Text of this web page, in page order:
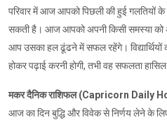
परिवार में आज आपको पिछली की हुई गलतियों के
सकती है। आज आपको अपनी किसी समस्या को
आप उसका हल ढूंढने में सफल रहेंगे।
होकर पढ़ाई करनी होगी, तभी वह सफलता
मकर दैनिक राशिफल (Capricorn Daily
आज का दिन बुद्धि और विवेक से निर्णय लेने के